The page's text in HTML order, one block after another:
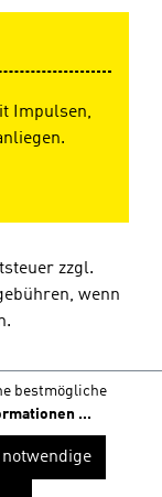
Impulsen,
zzgl.
wenn
bestmögliche
...